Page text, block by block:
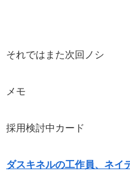
それではまた次回ノシ
メモ
採用検討中カード
ダスキネルの工作員、ネ